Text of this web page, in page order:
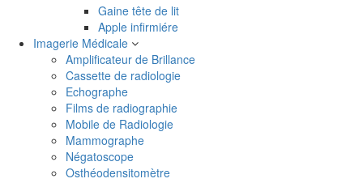
Gaine tête de lit
Apple infirmiére
Imagerie Médicale
Amplificateur de Brillance
Cassette de radiologie
Echographe
Films de radiographie
Mobile de Radiologie
Mammographe
Négatoscope
Osthéodensitomètre